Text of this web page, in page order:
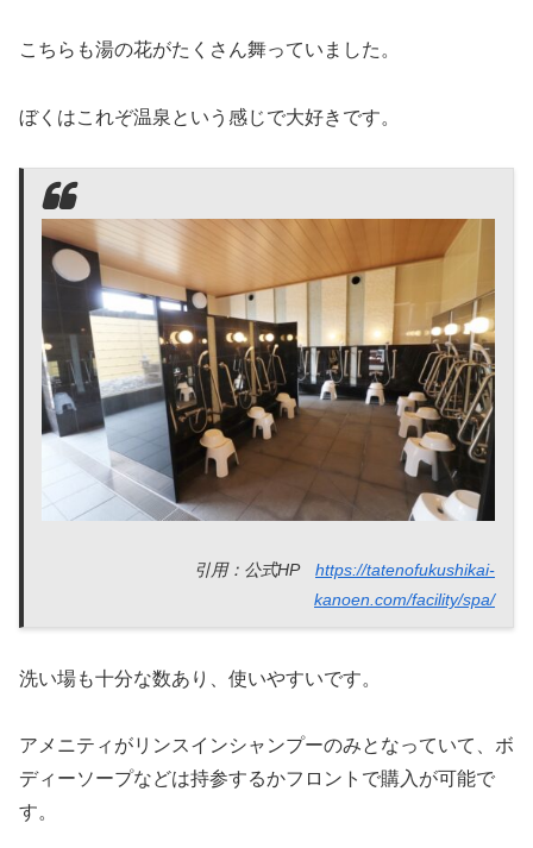
こちらも湯の花がたくさん舞っていました。
ぼくはこれぞ温泉という感じで大好きです。
引用：公式HP https://tatenofukushikai-
kanoen.com/facility/spa/
洗い場も十分な数あり、使いやすいです。
アメニティがリンスインシャンプーのみとなっていて、ボ
ディーソープなどは持参するかフロントで購入が可能で
す。